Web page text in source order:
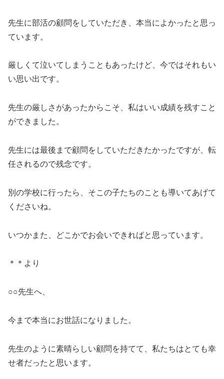
先生に部活の顧問をしていただき、本当によかったと思っ
ています。
厳しくて泣いてしまうこともあったけど、今ではそれもい
い思い出です。
先生の厳しさがあったからこそ、私はいい成績を残すこと
ができました。
先生には最後まで顧問をしていただきたかったですが、転
任されるので残念です。
別の学校に行ったら、そこの子たちのことも導いてあげて
くださいね。
いつかまた、どこかでお会いできればと思っています。
＊＊より
○○先生へ、
今まで本当にお世話になりました。
先生のように素晴らしい顧問を持てて、私たちはとても幸
せ者だったと思います。